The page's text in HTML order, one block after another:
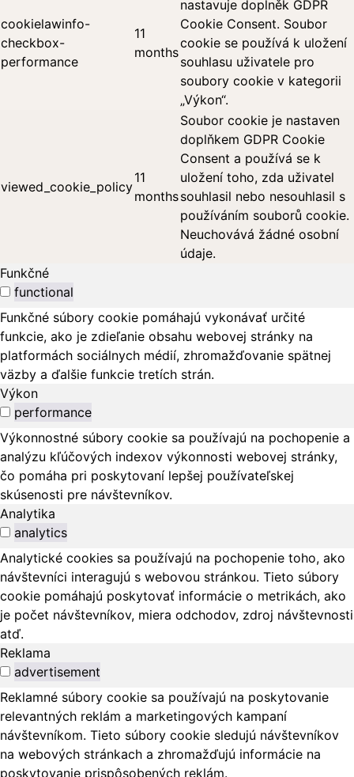
cookielawinfo-
checkbox-
performance
11
months
nastavuje doplněk GDPR
Cookie Consent. Soubor
cookie se používá k uložení
souhlasu uživatele pro
soubory cookie v kategorii
„Výkon“.
viewed_cookie_policy
11
months
Soubor cookie je nastaven
doplňkem GDPR Cookie
Consent a používá se k
uložení toho, zda uživatel
souhlasil nebo nesouhlasil s
používáním souborů cookie.
Neuchovává žádné osobní
údaje.
Funkčné
functional
Funkčné súbory cookie pomáhajú vykonávať určité
funkcie, ako je zdieľanie obsahu webovej stránky na
platformách sociálnych médií, zhromažďovanie spätnej
väzby a ďalšie funkcie tretích strán.
Výkon
performance
Výkonnostné súbory cookie sa používajú na pochopenie a
analýzu kľúčových indexov výkonnosti webovej stránky,
čo pomáha pri poskytovaní lepšej používateľskej
skúsenosti pre návštevníkov.
Analytika
analytics
Analytické cookies sa používajú na pochopenie toho, ako
návštevníci interagujú s webovou stránkou. Tieto súbory
cookie pomáhajú poskytovať informácie o metrikách, ako
je počet návštevníkov, miera odchodov, zdroj návštevnosti
atď.
Reklama
advertisement
Reklamné súbory cookie sa používajú na poskytovanie
relevantných reklám a marketingových kampaní
návštevníkom. Tieto súbory cookie sledujú návštevníkov
na webových stránkach a zhromažďujú informácie na
poskytovanie prispôsobených reklám.